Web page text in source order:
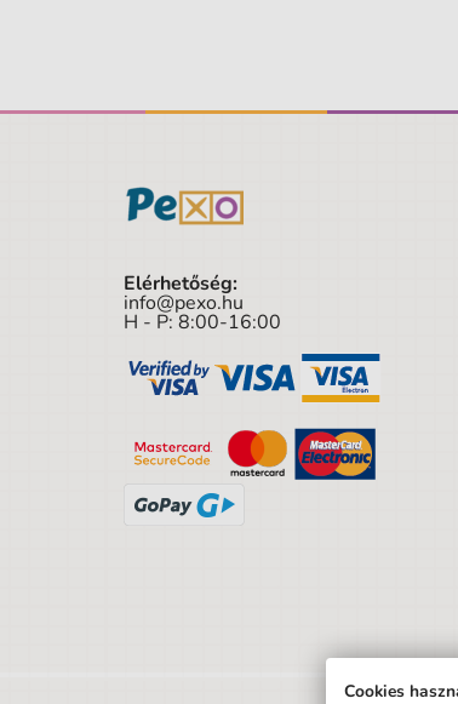
Elérhetőség:
info@pexo.hu
H - P: 8:00-16:00
Cookies